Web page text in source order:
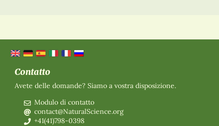
Contatto
Avete delle domande? Siamo a vostra disposizione.
Modulo di contatto
contact@NaturalScience.org
+41(41)798-0398